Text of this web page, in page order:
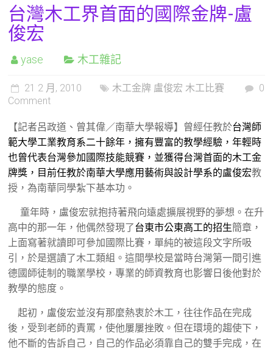
台灣木工界首面的國際金牌-盧
俊宏
yase 木工雜記
21 2 月, 2010 木工金牌 盧俊宏 木工比賽
0
Comment
【記者呂政道、曾其偉／南華大學報導】曾經任教於台灣師
範大學工業教育系二十餘年，擁有豐富的教學經驗，年輕時
也曾代表台灣參加國際技能競賽，並獲得台灣首面的木工金
牌獎，目前任教於南華大學應用藝術與設計學系的盧俊宏教
授，為南華同學紮下基本功。
童年時，盧俊宏就抱持著飛向遠處擴展視野的夢想。在升
高中的那一年，他偶然發現了台東市公東高工的招生簡章，
上面寫著就讀即可參加國際比賽，單純的被這段文字所吸
引，於是選讀了木工類組。這間學校是當時台灣第一間引進
德國師徒制的職業學校，專業的師資教育也影響日後他對於
教學的態度。
起初，盧俊宏並沒有那麼熱衷於木工，往往作品在完成
後，受到老師的責罵，使他屢屢挫敗。但在環境的趨使下，
他不斷的告訴自己，自己的作品必須靠自己的雙手完成，在